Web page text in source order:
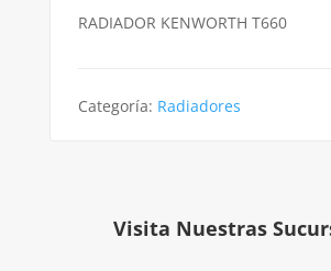
RADIADOR KENWORTH T660
Categoría: Radiadores
Visita Nuestras